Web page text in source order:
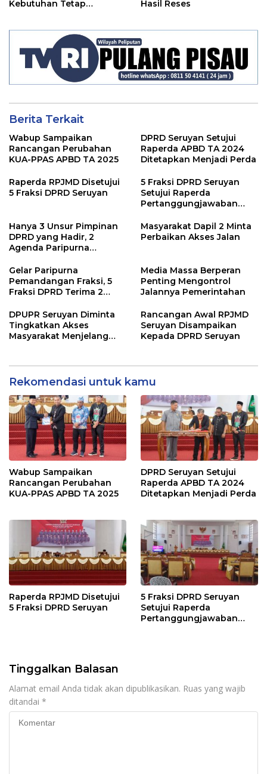
Kebutuhan Tetap
Hasil Reses
Berita Terkait
Wabup Sampaikan
Rancangan Perubahan
KUA-PPAS APBD TA 2025
DPRD Seruyan Setujui
Raperda APBD TA 2024
Ditetapkan Menjadi Perda
Raperda RPJMD Disetujui
5 Fraksi DPRD Seruyan
5 Fraksi DPRD Seruyan
Setujui Raperda
Pertanggungjawaban
2024
Hanya 3 Unsur Pimpinan
DPRD yang Hadir, 2
Agenda Paripurna
Masyarakat Dapil 2 Minta
Perbaikan Akses Jalan
Gelar Paripurna
Pemandangan Fraksi, 5
Fraksi DPRD Terima 2
Media Massa Berperan
Penting Mengontrol
Jalannya Pemerintahan
DPUPR Seruyan Diminta
Tingkatkan Akses
Masyarakat Menjelang
Rancangan Awal RPJMD
Seruyan Disampaikan
Kepada DPRD Seruyan
Rekomendasi untuk kamu
Wabup Sampaikan
Rancangan Perubahan
KUA-PPAS APBD TA 2025
DPRD Seruyan Setujui
Raperda APBD TA 2024
Ditetapkan Menjadi Perda
Raperda RPJMD Disetujui
5 Fraksi DPRD Seruyan
5 Fraksi DPRD Seruyan
Setujui Raperda
Pertanggungjawaban
Tinggalkan Balasan
Alamat email Anda tidak akan dipublikasikan. Ruas yang wajib
ditandai *